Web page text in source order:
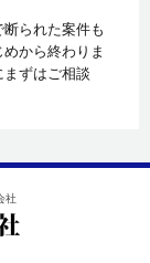
られた案件も
から終わりま
ずはご相談
社